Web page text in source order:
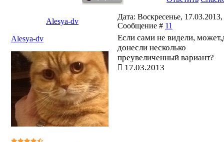
Alesya-dv
Дата: Воскресенье,
Сообщение # 11
Alesya-dv
Если сами не видели,
донесли несколько
преувеличенный вариант?
17.03.2013